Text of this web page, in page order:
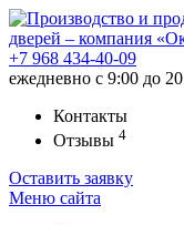
+7 968 434-40-09
ежедневно с 9:00 до
Контакты
Отзывы 4
Оставить заявку
Меню сайта